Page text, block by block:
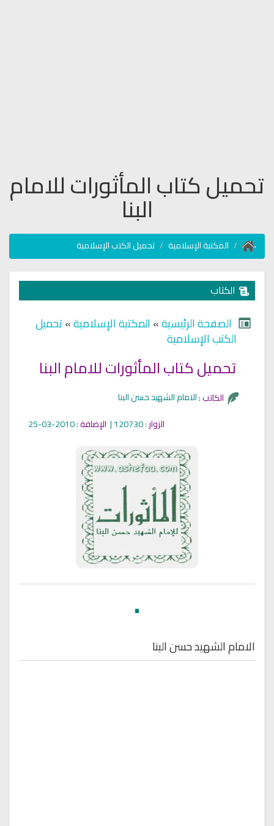
تحميل كتاب المأثورات للامام
البنا
المكتبة الإسلامية تحميل الكتب الإسلامية
الكتاب
الصفحة الرئيسية»المكتبة الإسلامية»تحميل
الكتب الإسلامية
الكاتب :
الزوار: 120730 | الإضافة: 2010-03-25
•
الامام الشهيد حسن البنا